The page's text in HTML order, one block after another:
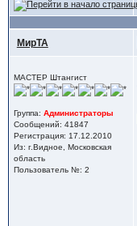
МирТА
МАСТЕР Штангист
Группа: Администраторы
Сообщений: 41847
Регистрация: 17.12.2010
Из: г.Видное, Московская
область
Пользователь №: 2